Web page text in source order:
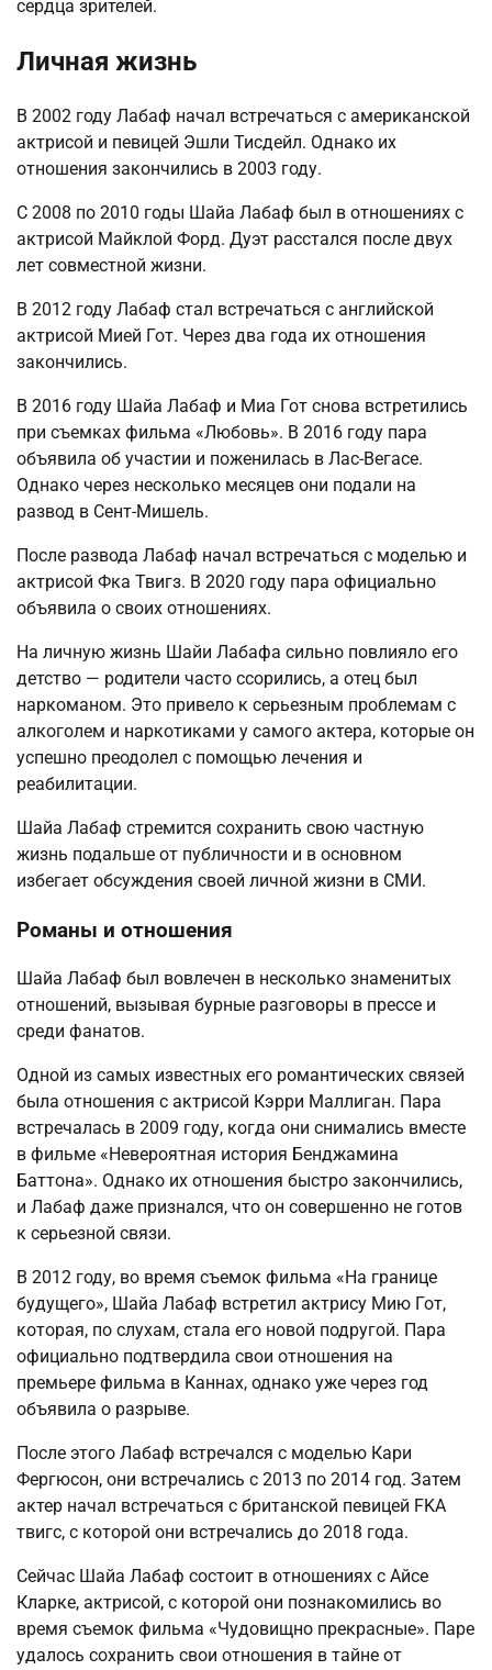
сердца зрителей.
Личная жизнь
В 2002 году Лабаф начал встречаться с американской
актрисой и певицей Эшли Тисдейл. Однако их
отношения закончились в 2003 году.
С 2008 по 2010 годы Шайа Лабаф был в отношениях с
актрисой Майклой Форд. Дуэт расстался после двух
лет совместной жизни.
В 2012 году Лабаф стал встречаться с английской
актрисой Мией Гот. Через два года их отношения
закончились.
В 2016 году Шайа Лабаф и Миа Гот снова встретились
при съемках фильма «Любовь». В 2016 году пара
объявила об участии и поженилась в Лас-Вегасе.
Однако через несколько месяцев они подали на
развод в Сент-Мишель.
После развода Лабаф начал встречаться с моделью и
актрисой Фка Твигз. В 2020 году пара официально
объявила о своих отношениях.
На личную жизнь Шайи Лабафа сильно повлияло его
детство — родители часто ссорились, а отец был
наркоманом. Это привело к серьезным проблемам с
алкоголем и наркотиками у самого актера, которые он
успешно преодолел с помощью лечения и
реабилитации.
Шайа Лабаф стремится сохранить свою частную
жизнь подальше от публичности и в основном
избегает обсуждения своей личной жизни в СМИ.
Романы и отношения
Шайа Лабаф был вовлечен в несколько знаменитых
отношений, вызывая бурные разговоры в прессе и
среди фанатов.
Одной из самых известных его романтических связей
была отношения с актрисой Кэрри Маллиган. Пара
встречалась в 2009 году, когда они снимались вместе
в фильме «Невероятная история Бенджамина
Баттона». Однако их отношения быстро закончились,
и Лабаф даже признался, что он совершенно не готов
к серьезной связи.
В 2012 году, во время съемок фильма «На границе
будущего», Шайа Лабаф встретил актрису Мию Гот,
которая, по слухам, стала его новой подругой. Пара
официально подтвердила свои отношения на
премьере фильма в Каннах, однако уже через год
объявила о разрыве.
После этого Лабаф встречался с моделью Кари
Фергюсон, они встречались с 2013 по 2014 год. Затем
актер начал встречаться с британской певицей FKA
твигс, с которой они встречались до 2018 года.
Сейчас Шайа Лабаф состоит в отношениях с Айсе
Кларке, актрисой, с которой они познакомились во
время съемок фильма «Чудовищно прекрасные». Паре
удалось сохранить свои отношения в тайне от